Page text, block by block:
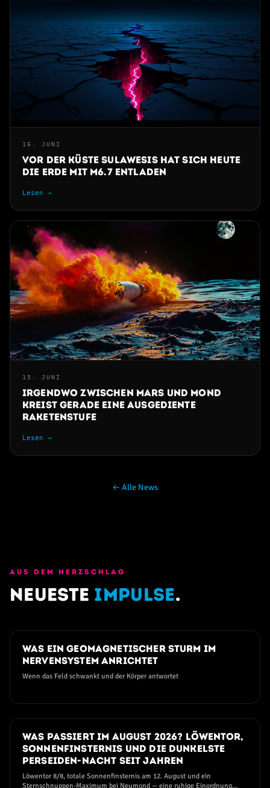
16. JUNI
Vor der Küste Sulawesis hat sich heute
die Erde mit M6.7 entladen
Lesen →
15. JUNI
Irgendwo zwischen Mars und Mond
kreist gerade eine ausgediente
Raketenstufe
Lesen →
← Alle News
AUS DEM HERZSCHLAG
Neueste Impulse.
03. AUGUST 2026
Was ein geomagnetischer Sturm im
Nervensystem anrichtet
Wenn das Feld schwankt und der Körper antwortet
25. JULI 2026
Was passiert im August 2026? Löwentor,
Sonnenfinsternis und die dunkelste
Perseiden-Nacht seit Jahren
Löwentor 8/8, totale Sonnenfinsternis am 12. August und ein
Sternschnuppen-Maximum bei Neumond — eine ruhige Einordnung